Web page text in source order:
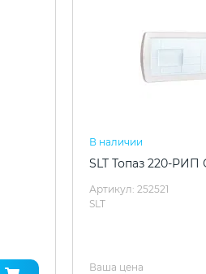
В наличии
SLT Топаз 220-
Артикул: 252521
SLT
Ваша цена